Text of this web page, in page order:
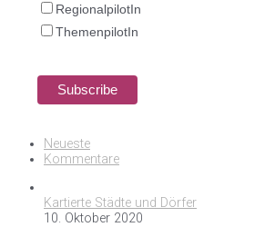
RegionalpilotIn
ThemenpilotIn
Neueste
Kommentare
Kartierte Städte und Dörfer
10. Oktober 2020